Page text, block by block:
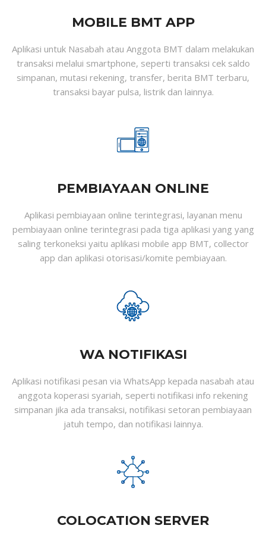
MOBILE BMT APP
Aplikasi untuk Nasabah atau Anggota BMT dalam melakukan
transaksi melalui smartphone, seperti transaksi cek saldo
simpanan, mutasi rekening, transfer, berita BMT terbaru,
transaksi bayar pulsa, listrik dan lainnya.
PEMBIAYAAN ONLINE
Aplikasi pembiayaan online terintegrasi, layanan menu
pembiayaan online terintegrasi pada tiga aplikasi yang yang
saling terkoneksi yaitu aplikasi mobile app BMT, collector
app dan aplikasi otorisasi/komite pembiayaan.
WA NOTIFIKASI
Aplikasi notifikasi pesan via WhatsApp kepada nasabah atau
anggota koperasi syariah, seperti notifikasi info rekening
simpanan jika ada transaksi, notifikasi setoran pembiayaan
jatuh tempo, dan notifikasi lainnya.
COLOCATION SERVER